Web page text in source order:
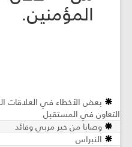
المؤمنين.
بعض الأخطاء في العلاقات
التعاون في المستقبل
وصابا من خير مربي وقائد
النبراس